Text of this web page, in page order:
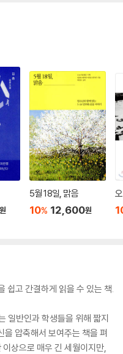
원
5월 18일, 맑음
10% 12,600원
쉽고 간결하게 읽을 수 있는 책.
일반인과 학생들을 위해 짧지
압축해서 보여주는 책을 펴
이상으로 매우 긴 세월이지만,